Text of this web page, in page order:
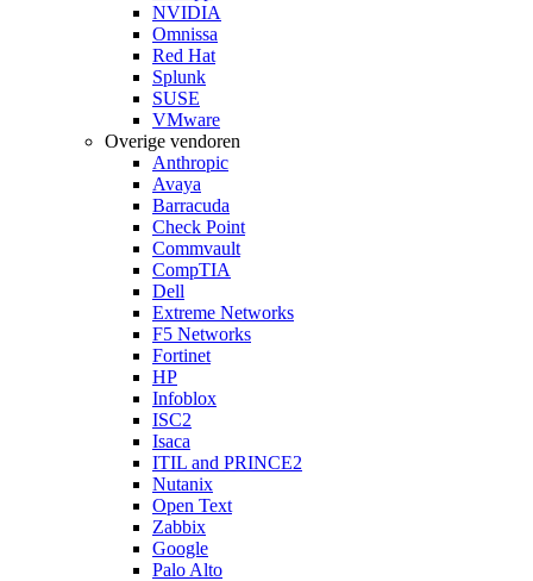
NVIDIA
Omnissa
Red Hat
Splunk
SUSE
VMware
Overige vendoren
Anthropic
Avaya
Barracuda
Check Point
Commvault
CompTIA
Dell
Extreme Networks
F5 Networks
Fortinet
HP
Infoblox
ISC2
Isaca
ITIL and PRINCE2
Nutanix
Open Text
Zabbix
Google
Palo Alto